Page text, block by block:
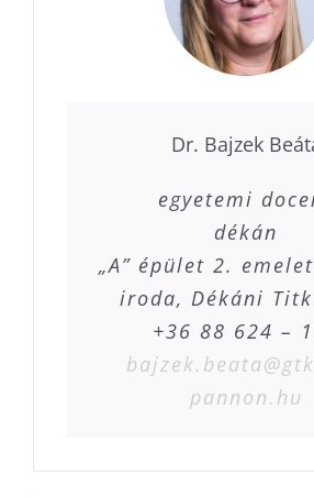
Dr. Bajzek
egyetemi
dékán
„A” épület 2.
iroda, Dékáni
+36 88 624 –
pannon.hu